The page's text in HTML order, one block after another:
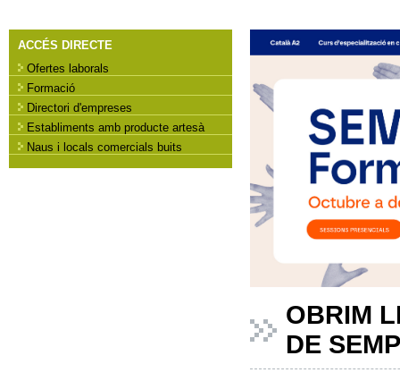
ACCÉS DIRECTE
Ofertes laborals
Formació
Directori d'empreses
Establiments amb producte artesà
Naus i locals comercials buits
OBRIM
DE